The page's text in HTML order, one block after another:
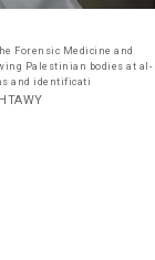
Forensic Medicine and
Palestinian bodies at al-
and identificati